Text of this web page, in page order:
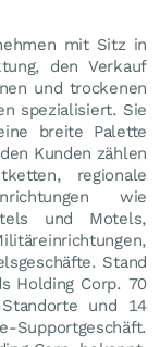
mit Sitz in
den Verkauf
und trockenen
spezialisiert. Sie
breite Palette
Kunden zählen
regionale
wie
und Motels,
Stand
Holding Corp. 70
Standorte und 14
Supportgeschäft.